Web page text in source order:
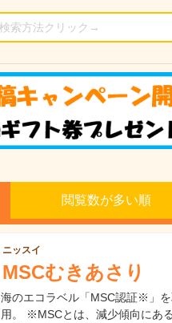
閲覧数が多い順
ニッスイ
MSCむきあさり
海のエコラベル「MSC認証※」
用。 ※MSCとは、減少傾向にあ